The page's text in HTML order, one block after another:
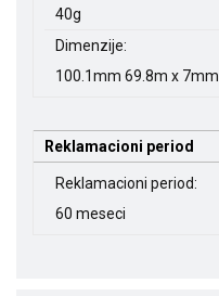
40g
Dimenzije:
100.1mm 69.8m x 7mm
Reklamacioni period
Reklamacioni period:
60 meseci